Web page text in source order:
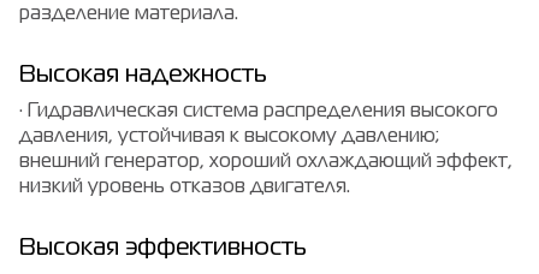
разделение материала.
Высокая надежность
· Гидравлическая система распределения высокого
давления, устойчивая к высокому давлению;
внешний генератор, хороший охлаждающий эффект,
низкий уровень отказов двигателя.
Высокая эффективность